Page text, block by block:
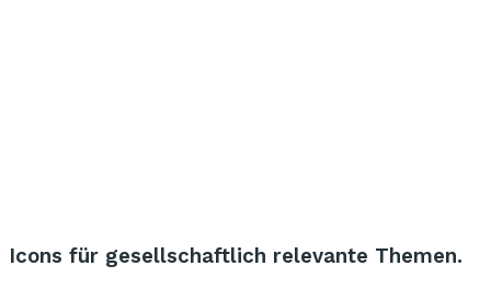
Icons für gesellschaftlich relevante Themen.